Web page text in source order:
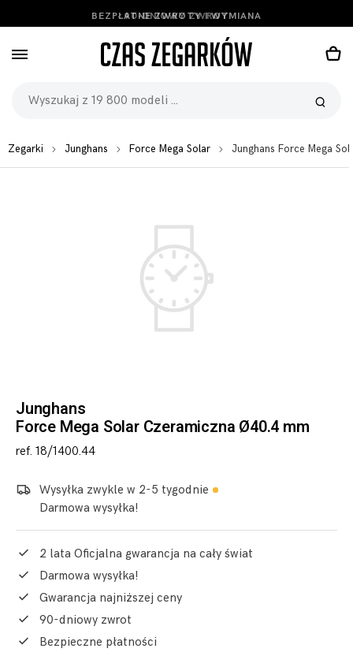
BEZPŁATNE ZWROTY I WYMIANA
Zegarki Junghans Force Mega Solar Junghans Force Mega
Junghans
Force Mega Solar Czeramiczna Ø40.4 mm
ref. 18/1400.44
Wysyłka zwykle w 2-5 tygodnie
Darmowa wysyłka!
2 lata Oficjalna gwarancja na cały świat
Darmowa wysyłka!
Gwarancja najniższej ceny
90-dniowy zwrot
Bezpieczne płatności